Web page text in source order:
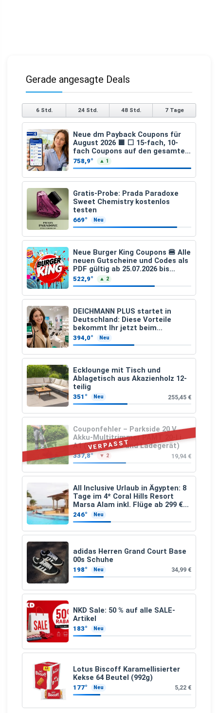
Gerade angesagte Deals
6 Std. 24 Std. 48 Std. 7 Tage
Neue dm Payback Coupons für
August 2026 🟦 ⬜ 15-fach, 10-
fach Coupons auf den gesamten
Einkauf ab 2 €
758,9° ▲ 1
Gratis-Probe: Prada Paradoxe
Sweet Chemistry kostenlos
testen
669° Neu
Neue Burger King Coupons 🍔 Alle
neuen Gutscheine und Codes als
PDF gültig ab 25.07.2026 bis
04.09.2026
522,9° ▲ 2
DEICHMANN PLUS startet in
Deutschland: Diese Vorteile
bekommt Ihr jetzt beim
Schuhkauf
394,0° Neu
Ecklounge mit Tisch und
Ablagetisch aus Akazienholz 12-
teilig
351° Neu 255,45 €
VERPASST
Couponfehler – Parkside 20 V
Akku-Multitrimmer PAMT 20-Li
A1 (ohne Akku und Ladegerät)
337,8° ▼ 2 19,94 €
All Inclusive Urlaub in Ägypten: 8
Tage im 4* Coral Hills Resort
Marsa Alam inkl. Flüge ab 299 €
p.P.
246° Neu
adidas Herren Grand Court Base
00s Schuhe
198° Neu 34,99 €
NKD Sale: 50 % auf alle SALE-
Artikel
183° Neu
Lotus Biscoff Karamellisierter
Kekse 64 Beutel (992g)
177° Neu 5,22 €